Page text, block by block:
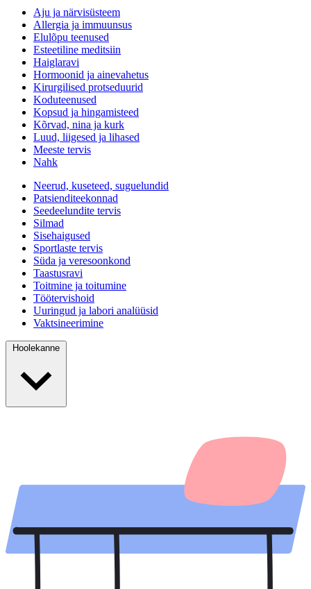
Aju ja närvisüsteem
Allergia ja immuunsus
Elulõpu teenused
Esteetiline meditsiin
Haiglaravi
Hormoonid ja ainevahetus
Kirurgilised protseduurid
Koduteenused
Kopsud ja hingamisteed
Kõrvad, nina ja kurk
Luud, liigesed ja lihased
Meeste tervis
Nahk
Neerud, kuseteed, suguelundid
Patsienditeekonnad
Seedeelundite tervis
Silmad
Sisehaigused
Sportlaste tervis
Süda ja veresoonkond
Taastusravi
Toitmine ja toitumine
Töötervishoid
Uuringud ja labori analüüsid
Vaktsineerimine
Hoolekanne